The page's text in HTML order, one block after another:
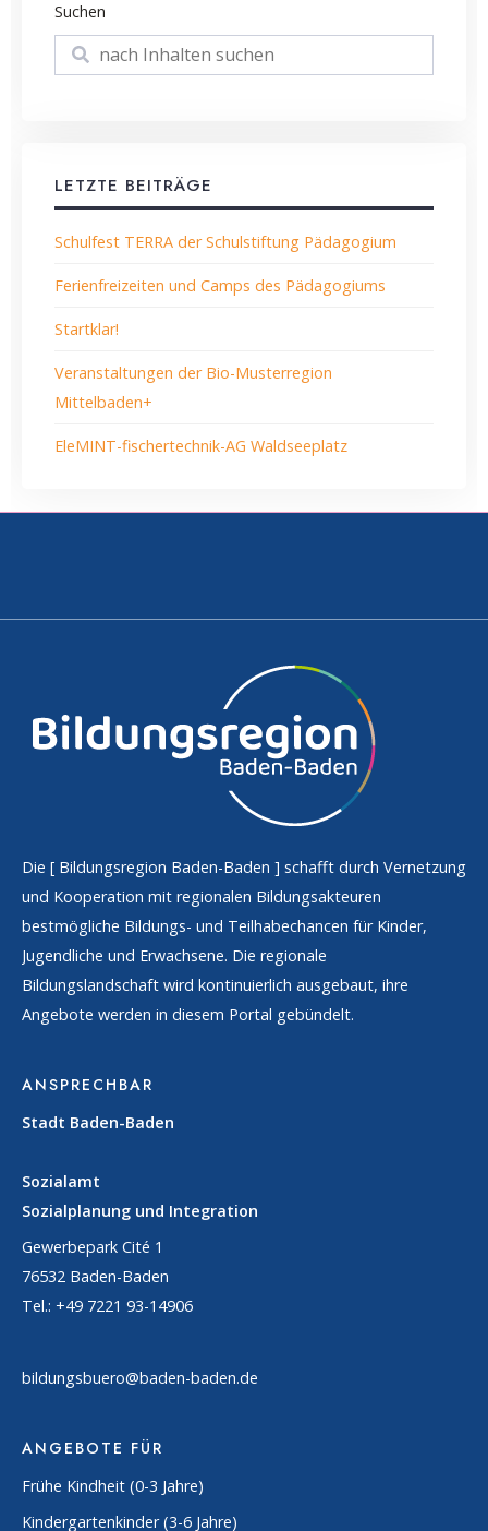
Suchen
Suchen
LETZTE BEITRÄGE
Schulfest TERRA der Schulstiftung Pädagogium
Ferienfreizeiten und Camps des Pädagogiums
Startklar!
Veranstaltungen der Bio-Musterregion
Mittelbaden+
EleMINT-fischertechnik-AG Waldseeplatz
Die [ Bildungsregion Baden-Baden ] schafft durch Vernetzung
und Kooperation mit regionalen Bildungsakteuren
bestmögliche Bildungs- und Teilhabechancen für Kinder,
Jugendliche und Erwachsene. Die regionale
Bildungslandschaft wird kontinuierlich ausgebaut, ihre
Angebote werden in diesem Portal gebündelt.
ANSPRECHBAR
Stadt Baden-Baden
Sozialamt
Sozialplanung und Integration
Gewerbepark Cité 1
76532 Baden-Baden
Tel.: +49 7221 93-14906
bildungsbuero@baden-baden.de
ANGEBOTE FÜR
Frühe Kindheit (0-3 Jahre)
Kindergartenkinder (3-6 Jahre)